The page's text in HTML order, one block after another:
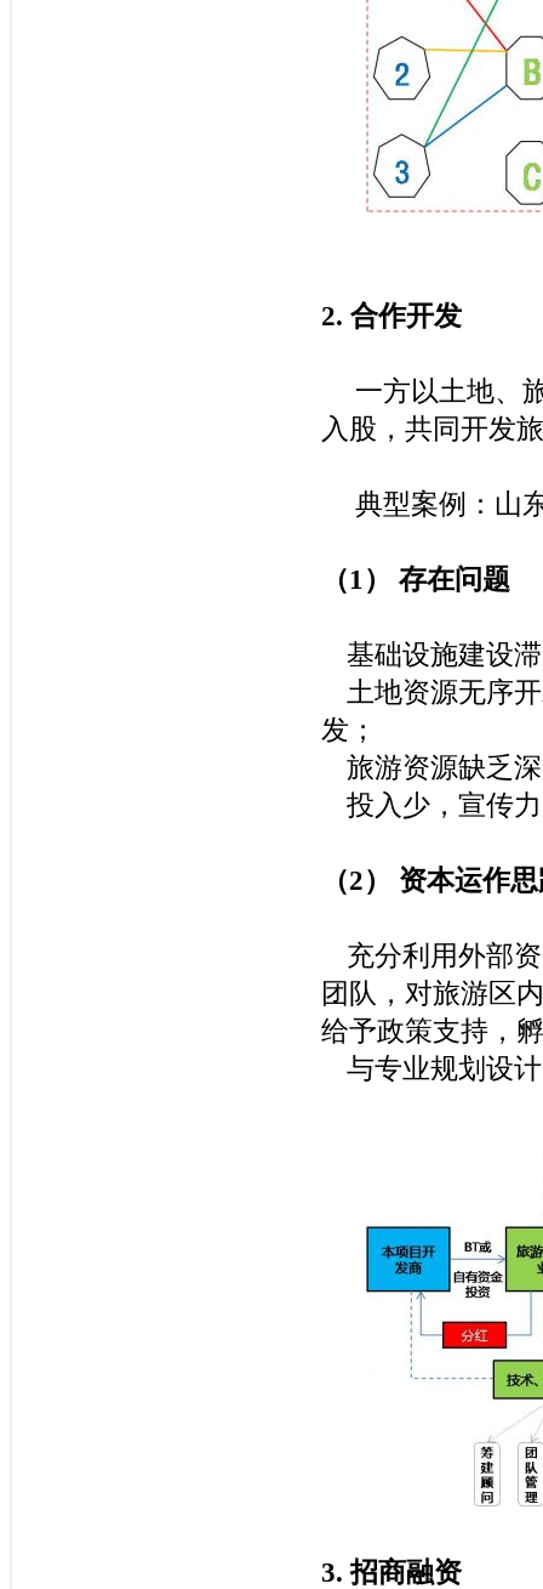
2.合作开发
一方以土地、
入股，共同开发
典型案例：山
（1 ） 存在问题
基础设施建设
土地资源无序
发；
旅游资源缺乏
投入少，宣传
（2） 资本运作
充分利用外部
团队，对旅游区
给予政策支持，
与专业规划设
3.招商融资